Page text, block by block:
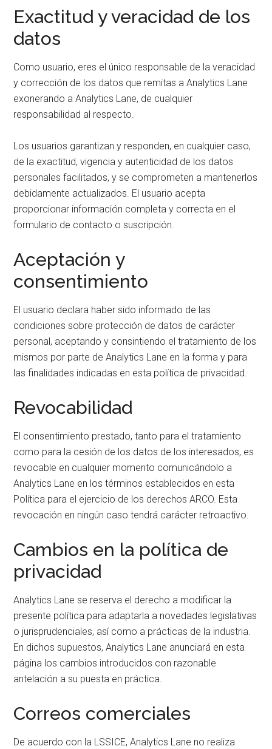
Exactitud y veracidad de los
datos
Como usuario, eres el único responsable de la veracidad
y corrección de los datos que remitas a Analytics Lane
exonerando a Analytics Lane, de cualquier
responsabilidad al respecto.
Los usuarios garantizan y responden, en cualquier caso,
de la exactitud, vigencia y autenticidad de los datos
personales facilitados, y se comprometen a mantenerlos
debidamente actualizados. El usuario acepta
proporcionar información completa y correcta en el
formulario de contacto o suscripción.
Aceptación y
consentimiento
El usuario declara haber sido informado de las
condiciones sobre protección de datos de carácter
personal, aceptando y consintiendo el tratamiento de los
mismos por parte de Analytics Lane en la forma y para
las finalidades indicadas en esta política de privacidad.
Revocabilidad
El consentimiento prestado, tanto para el tratamiento
como para la cesión de los datos de los interesados, es
revocable en cualquier momento comunicándolo a
Analytics Lane en los términos establecidos en esta
Política para el ejercicio de los derechos ARCO. Esta
revocación en ningún caso tendrá carácter retroactivo.
Cambios en la política de
privacidad
Analytics Lane se reserva el derecho a modificar la
presente política para adaptarla a novedades legislativas
o jurisprudenciales, así como a prácticas de la industria.
En dichos supuestos, Analytics Lane anunciará en esta
página los cambios introducidos con razonable
antelación a su puesta en práctica.
Correos comerciales
De acuerdo con la LSSICE, Analytics Lane no realiza